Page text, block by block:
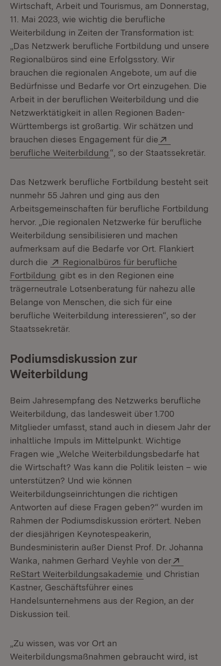
Wirtschaft, Arbeit und Tourismus, am Donnerstag,
11. Mai 2023, wie wichtig die berufliche
Weiterbildung in Zeiten der Transformation ist:
„Das Netzwerk berufliche Fortbildung und unsere
Regionalbüros sind eine Erfolgsstory. Wir
brauchen die regionalen Angebote, um auf die
Bedürfnisse und Bedarfe vor Ort einzugehen. Die
Arbeit in der beruflichen Weiterbildung und die
Netzwerktätigkeit in allen Regionen Baden-
Württembergs ist großartig. Wir schätzen und
brauchen dieses Engagement für die
berufliche Weiterbildung(Öffnet in neuem Fenster)
“, so der Staatssekretär.
Das Netzwerk berufliche Fortbildung besteht seit
nunmehr 55 Jahren und ging aus den
Arbeitsgemeinschaften für berufliche Fortbildung
hervor. „Die regionalen Netzwerke für berufliche
Weiterbildung sensibilisieren und machen
aufmerksam auf die Bedarfe vor Ort. Flankiert
durch die
Extern:
Regionalbüros für berufliche
Fortbildung (Öffnet in neuem Fenster)
gibt es in den Regionen eine
trägerneutrale Lotsenberatung für nahezu alle
Belange von Menschen, die sich für eine
berufliche Weiterbildung interessieren“, so der
Staatssekretär.
Podiumsdiskussion zur
Weiterbildung
Beim Jahresempfang des Netzwerks berufliche
Weiterbildung, das landesweit über 1.700
Mitglieder umfasst, stand auch in diesem Jahr der
inhaltliche Impuls im Mittelpunkt. Wichtige
Fragen wie „Welche Weiterbildungsbedarfe hat
die Wirtschaft? Was kann die Politik leisten – wie
unterstützen? Und wie können
Weiterbildungseinrichtungen die richtigen
Antworten auf diese Fragen geben?“ wurden im
Rahmen der Podiumsdiskussion erörtert. Neben
der diesjährigen Keynotespeakerin,
Bundesministerin außer Dienst Prof. Dr. Johanna
Wanka, nahmen Gerhard Veyhle von der
ReStart Weiterbildungsakademie (Öffnet in neuem
und Christian
Kastner, Geschäftsführer eines
Handelsunternehmens aus der Region, an der
Diskussion teil.
„Zu wissen, was vor Ort an
Weiterbildungsmaßnahmen gebraucht wird, ist